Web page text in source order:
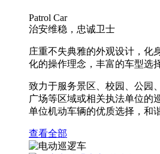
Patrol Car
治安维稳，忠诚卫士
庄重不失典雅的外观设计，化
化的操作理念，丰富的车型选择
致力于服务景区、校园、公园
广场等区域或相关执法单位的
单位机动车辆的优质选择，和
查看全部